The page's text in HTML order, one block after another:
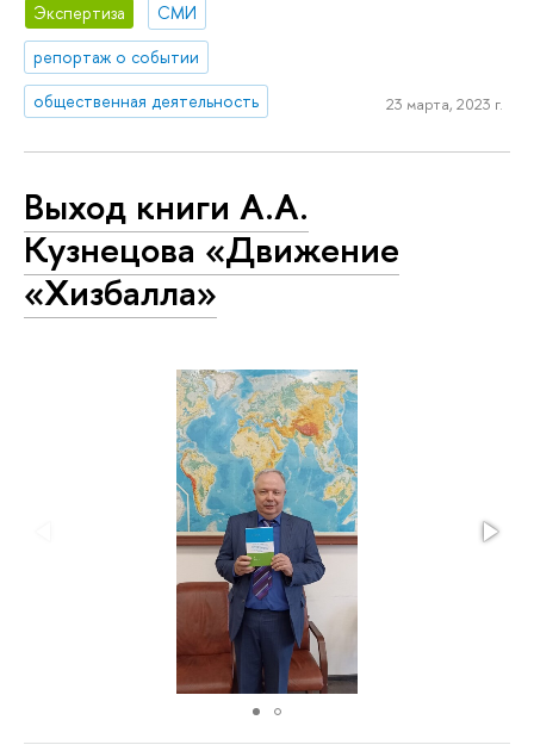
Экспертиза
СМИ
репортаж о событии
общественная деятельность
23 марта, 2023 г.
Выход книги А.А.
Кузнецова «Движение
«Хизбалла»